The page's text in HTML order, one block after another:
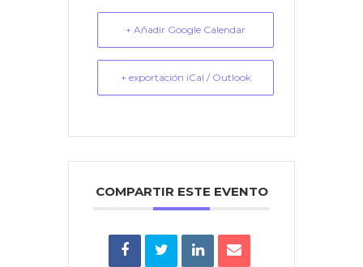
+ Añadir Google Calendar
+ exportación iCal / Outlook
COMPARTIR ESTE EVENTO